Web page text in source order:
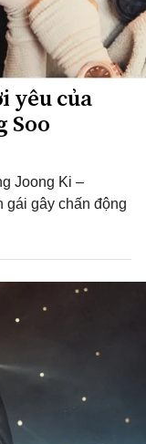
yêu của
Soo
Joong Ki –
gái gây chấn động